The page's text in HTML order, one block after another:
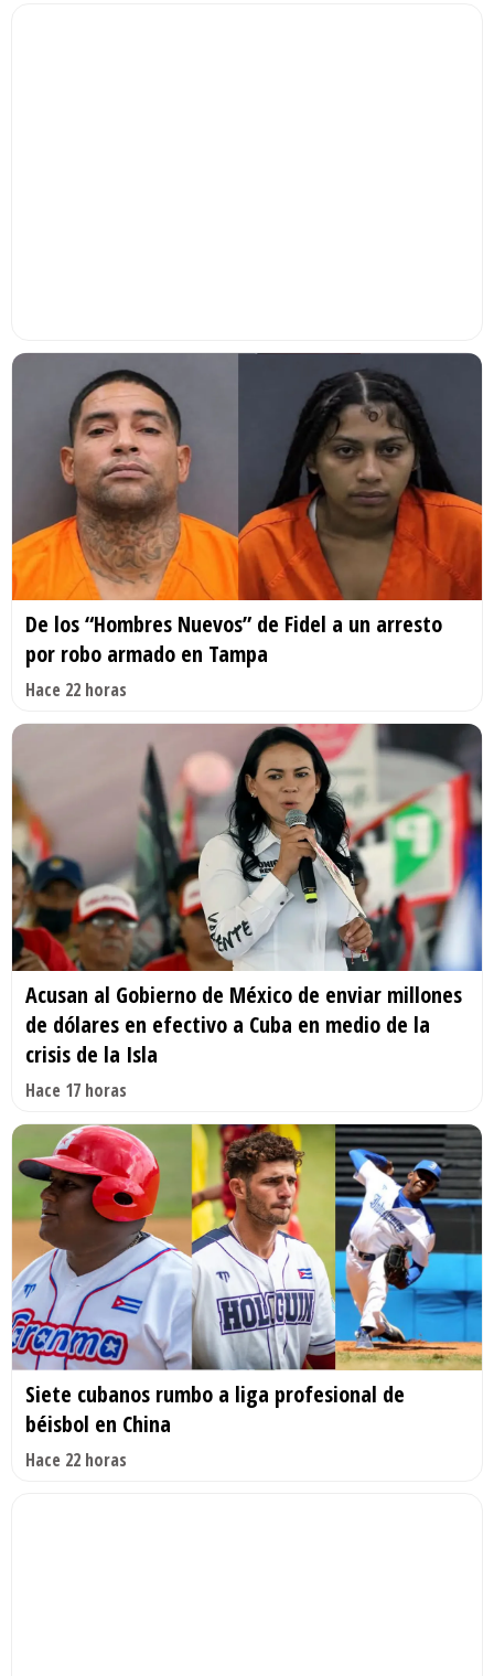
De los “Hombres Nuevos” de Fidel a un arresto
por robo armado en Tampa
Hace 22 horas
Acusan al Gobierno de México de enviar millones
de dólares en efectivo a Cuba en medio de la
crisis de la Isla
Hace 17 horas
Siete cubanos rumbo a liga profesional de
béisbol en China
Hace 22 horas